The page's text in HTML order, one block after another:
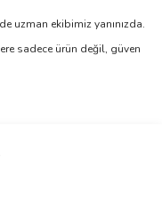
uzman ekibimiz yanınızda.
sadece ürün değil, güven